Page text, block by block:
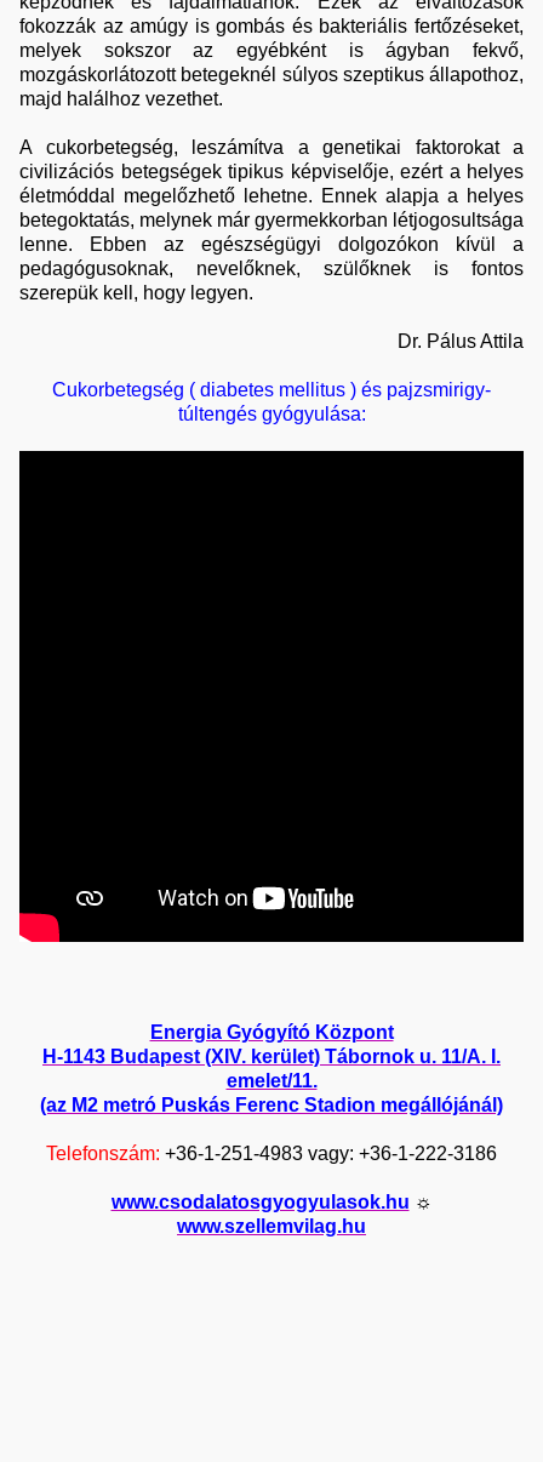
fokozzák az amúgy is gombás és bakteriális fertőzéseket,
melyek sokszor az egyébként is ágyban fekvő,
mozgáskorlátozott betegeknél súlyos szeptikus állapothoz,
majd halálhoz vezethet.
A cukorbetegség, leszámítva a genetikai faktorokat a
civilizációs betegségek tipikus képviselője, ezért a helyes
életmóddal megelőzhető lehetne. Ennek alapja a helyes
betegoktatás, melynek már gyermekkorban létjogosultsága
lenne. Ebben az egészségügyi dolgozókon kívül a
pedagógusoknak, nevelőknek, szülőknek is fontos
szerepük kell, hogy legyen.
Dr. Pálus Attila
Cukorbetegség ( diabetes mellitus ) és pajzsmirigy-
túltengés gyógyulása:
Energia Gyógyító Központ
H-1143 Budapest (XIV. kerület) Tábornok u. 11/A. I.
emelet/11.
(az M2 metró Puskás Ferenc Stadion megállójánál)
Telefonszám: +36-1-251-4983 vagy: +36-1-222-3186
www.csodalatosgyogyulasok.hu ☼
www.szellemvilag.hu